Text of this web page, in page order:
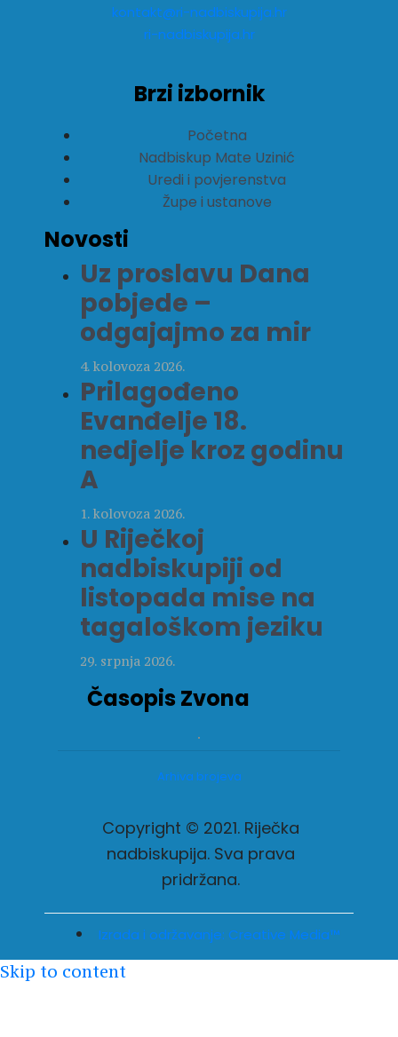
kontakt@ri-nadbiskupija.hr
ri-nadbiskupija.hr
Brzi izbornik
Početna
Nadbiskup Mate Uzinić
Uredi i povjerenstva
Župe i ustanove
Novosti
Uz proslavu Dana
pobjede –
odgajajmo za mir
4. kolovoza 2026.
Prilagođeno
Evanđelje 18.
nedjelje kroz godinu
A
1. kolovoza 2026.
U Riječkoj
nadbiskupiji od
listopada mise na
tagaloškom jeziku
29. srpnja 2026.
Časopis Zvona
Arhiva brojeva
Copyright © 2021. Riječka
nadbiskupija. Sva prava
pridržana.
Izrada i održavanje: Creative Media™
Skip to content